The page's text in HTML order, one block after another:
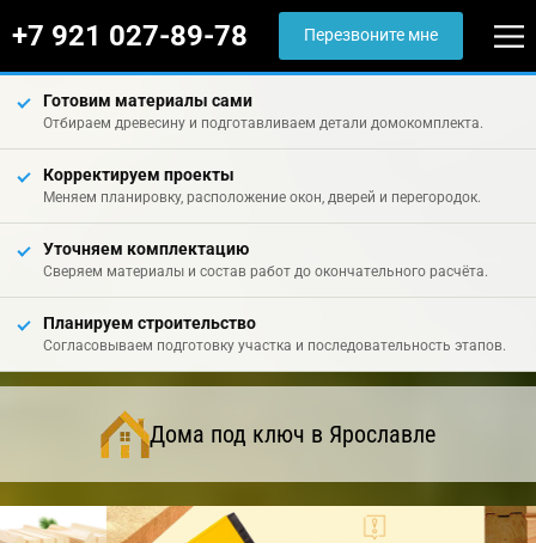
+7 921 027-89-78 Перезвоните мне
Готовим материалы сами
Отбираем древесину и подготавливаем детали домокомплекта.
Корректируем проекты
Меняем планировку, расположение окон, дверей и перегородок.
Уточняем комплектацию
Сверяем материалы и состав работ до окончательного расчёта.
Планируем строительство
Согласовываем подготовку участка и последовательность этапов.
Дома под ключ в Ярославле